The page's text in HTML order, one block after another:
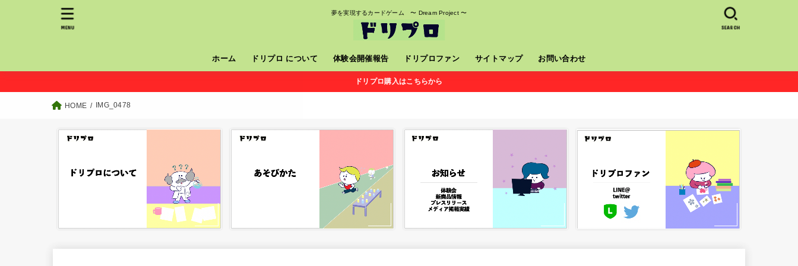
夢を実現するカードゲーム 〜 Dream Project 〜
ホーム ドリプロ について 体験会開催報告 ドリプロファン サイトマップ お問い合わせ
SEARCH
MENU
ドリプロ購入はこちらから
HOME IMG_0478